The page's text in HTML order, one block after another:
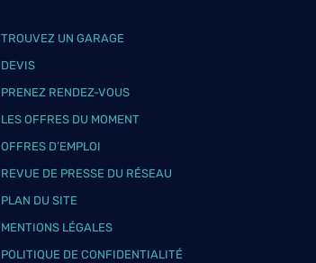
TROUVEZ UN GARAGE
DEVIS
PRENEZ RENDEZ-VOUS
LES OFFRES DU MOMENT
OFFRES D’EMPLOI
REVUE DE PRESSE DU RÉSEAU
PLAN DU SITE
MENTIONS LÉGALES
POLITIQUE DE CONFIDENTIALITÉ